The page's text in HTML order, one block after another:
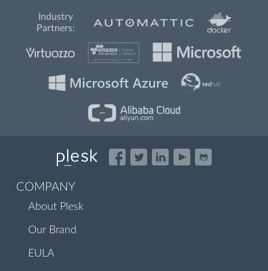
Industry
Partners:
COMPANY
About Plesk
Our Brand
EULA